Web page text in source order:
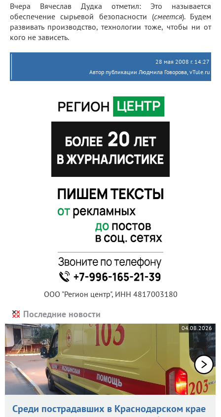
Вчера Вячеслав Дудка отметил: Это называется
обеспечение сырьевой безопасности (смеется). Будем
развивать производство, технологии тоже, чтобы ни от
кого не зависеть.
28 мая 2008 г. 14:27
Автор публикации Людмила Говорова, vTule.ru
ООО "Регион центр", ИНН 4817003180
Последние новости
04.08.2026
Среди пострадавших в Краснодарском крае